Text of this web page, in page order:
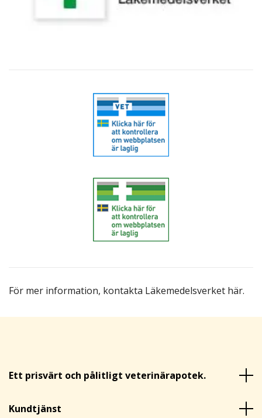
För mer information, kontakta Läkemedelsverket här.
Ett prisvärt och pålitligt veterinärapotek.
Kundtjänst